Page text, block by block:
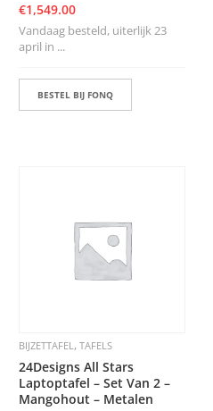
€1,549.00
Vandaag besteld, uiterlijk 23
april in ...
BESTEL BIJ FONQ
BIJZETTAFEL, TAFELS
24Designs All Stars
Laptoptafel – Set Van 2 –
Mangohout – Metalen